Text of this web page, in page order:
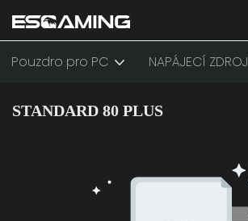
Pouzdro pro PC NAPÁJECÍ ZDROJ
STANDARD 80 PLUS